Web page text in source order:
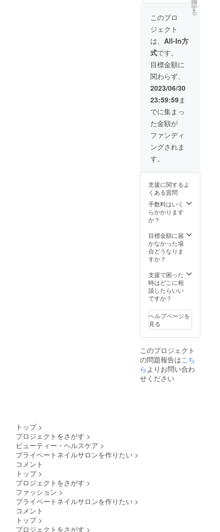
換させ
ていた
だきま
す。
【交換
期限は
クラウ
ドファ
ンディ
ング終
了から
２ヶ月
です】
「有効
期限：
2023年
7月〜
2023年
9月」
視聴用
のURL
をメー
ルで送
信 ・動
画内・
配信中
にお呼
びする
お名前
を備考
欄に記
載くだ
さい。
・お名
前は動
画の冒
頭のタ
イミン
ます。
クネー
ム可、
◯字以
内、公
序良俗
るもの
は不
可） ・
本リ
の内容
を無断
で転
載・公
ことは
禁止で
す。
せても
らいま
す）希
望する
方の
み】 1.
掲載期
間【ネ
イルサ
ロンが
継続す
る限
り】 2.
掲載方
法 •メ
ニュー
ページ
の最後
のペー
年クラ
ファン
ディン
グ ス
ポン
サー枠
〇〇
様】と
いう形
で掲載
いただ
きま
す。
「※支援
ず備考
欄に掲
載を希
望され
前をご
記入く
ださ
い。」 •
入力い
択
す
る
このプロ
ジェクト
は、 All-In方
式です。
目標金額に
関わらず、
2023/06/30
23:59:59ま
でに集まっ
た金額が
ファンディ
ングされま
す。
支援に関するよ
くある質問
手数料はいく
らかかります
か？
目標金額に届
かなかった場
合どうなりま
すか？
支援で困った
時はどこに相
談したらいい
ですか？
ヘルプページを
見る
このプロジェクト
の問題報告はこち
ら よりお問い合わ
せください
トップ >
プロジェクトをさがす >
ビューティー・ヘルスケア >
プライベートネイルサロンを作りたい >
コメント
トップ >
プロジェクトをさがす >
ファッション >
プライベートネイルサロンを作りたい >
コメント
トップ >
プロジェクトをさがす >